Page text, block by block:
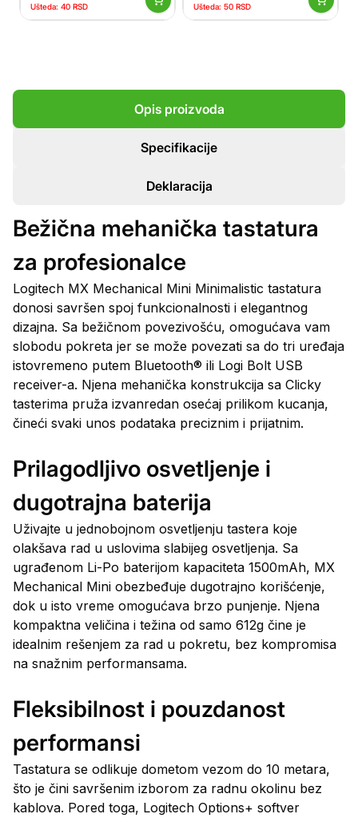
Ušteda: 40 RSD Ušteda: 50 RSD
Opis proizvoda
Specifikacije
Deklaracija
Bežična mehanička tastatura
za profesionalce
Logitech MX Mechanical Mini Minimalistic tastatura
donosi savršen spoj funkcionalnosti i elegantnog
dizajna. Sa bežičnom povezivošću, omogućava vam
slobodu pokreta jer se može povezati sa do tri uređaja
istovremeno putem Bluetooth® ili Logi Bolt USB
receiver-a. Njena mehanička konstrukcija sa Clicky
tasterima pruža izvanredan osećaj prilikom kucanja,
čineći svaki unos podataka preciznim i prijatnim.
Prilagodljivo osvetljenje i
dugotrajna baterija
Uživajte u jednobojnom osvetljenju tastera koje
olakšava rad u uslovima slabijeg osvetljenja. Sa
ugrađenom Li-Po baterijom kapaciteta 1500mAh, MX
Mechanical Mini obezbeđuje dugotrajno korišćenje,
dok u isto vreme omogućava brzo punjenje. Njena
kompaktna veličina i težina od samo 612g čine je
idealnim rešenjem za rad u pokretu, bez kompromisa
na snažnim performansama.
Fleksibilnost i pouzdanost
performansi
Tastatura se odlikuje dometom vezom do 10 metara,
što je čini savršenim izborom za radnu okolinu bez
kablova. Pored toga, Logitech Options+ softver